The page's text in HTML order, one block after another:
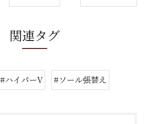
関連タグ
#ハイパーV #ソール張替え